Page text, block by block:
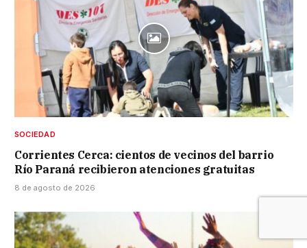
SOCIEDAD
Corrientes Cerca: cientos de vecinos del barrio
Río Paraná recibieron atenciones gratuitas
8 de agosto de 2026